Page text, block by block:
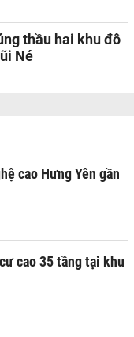
thầu hai khu đô
Né
cao Hưng Yên gần
cao 35 tầng tại khu